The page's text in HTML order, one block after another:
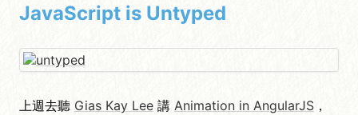
JavaScript is Untyped
上週去聽 Gias Kay Lee 講 Animation in AngularJS ，